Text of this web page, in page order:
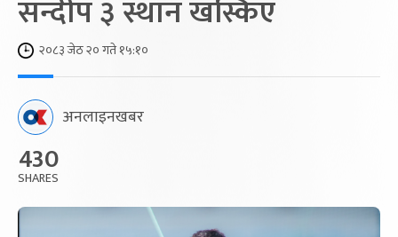
सन्दीप ३ स्थान खस्किए
२०८३ जेठ २० गते १५:१०
अनलाइनखबर
430
SHARES